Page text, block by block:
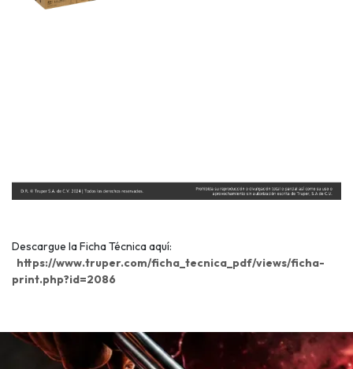
Descargue la Ficha Técnica aquí:
https://www.truper.com/ficha_tecnica_pdf/views/ficha-
print.php?id=2086